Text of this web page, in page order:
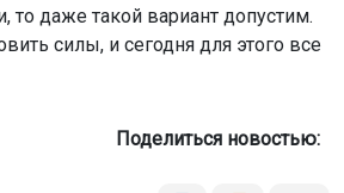
то даже такой вариант допустим.
силы, и сегодня для этого все
Поделиться новостью: